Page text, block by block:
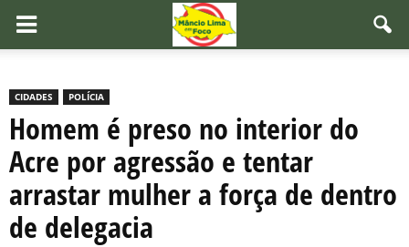
CIDADES POLÍCIA
Homem é preso no interior do
Acre por agressão e tentar
arrastar mulher a força de dentro
de delegacia